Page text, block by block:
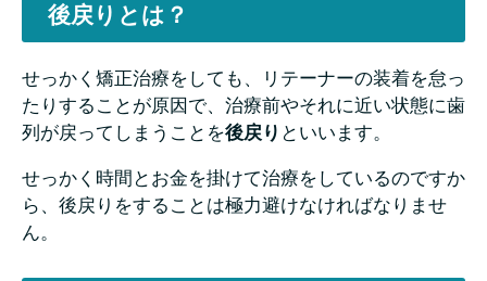
後戻りとは？
せっかく矯正治療をしても、リテーナーの装着を怠っ
たりすることが原因で、治療前やそれに近い状態に歯
列が戻ってしまうことを後戻り といいます。
せっかく時間とお金を掛けて治療をしているのですか
ら、後戻りをすることは極力避けなければなりませ
ん。